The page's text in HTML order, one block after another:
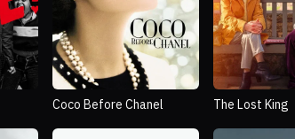
Coco Before Chanel The Lost King